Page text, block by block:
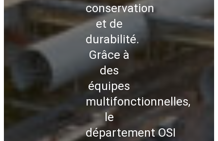
conservation
et de
durabilité.
Grâce à
des
équipes
multifonctionnelles,
le
département OSI